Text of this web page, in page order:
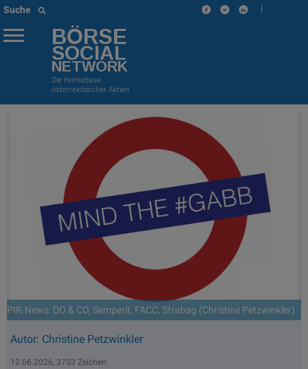
Suche |
BÖRSE
SOCIAL
NETWORK
Die Homebase
österreichischer Aktien
PIR-News: DO & CO, Semperit, FACC, Strabag (Christine Petzwinkler)
Autor: Christine Petzwinkler
12.06.2026, 3753 Zeichen